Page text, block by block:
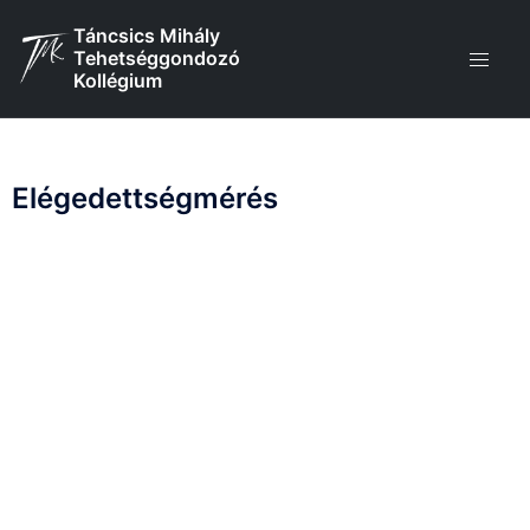
content
Táncsics Mihály
Tehetséggondozó
Kollégium
Elégedettségmérés